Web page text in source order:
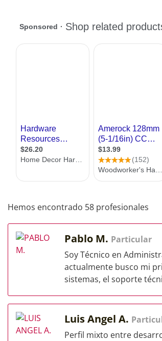
Hemos encontrado 58 profesionales
Pablo M. Particular
Soy Técnico en
actualmente busco mi
sistemas, el soporte
Luis Angel A.
Perfil mixto entre